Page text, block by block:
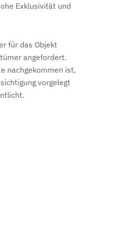
Exklusivität und
für das Objekt
angefordert.
nachgekommen ist,
vorgelegt